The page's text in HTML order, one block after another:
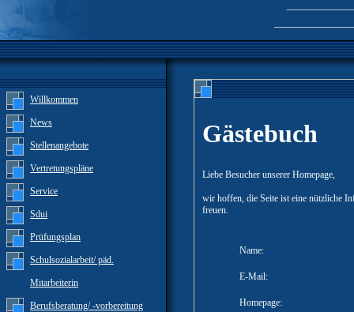
Willkommen
News
Stellenangebote
Vertretungspläne
Service
Sdui
Prüfungsplan
Schulsozialarbeit/ päd.
Mitarbeiterin
Berufsberatung/ -vorbereitung
Gästebuch
Liebe Besucher unserer Homepage,
wir hoffen, die Seite ist eine nützliche
freuen.
Name:
E-Mail:
Homepage: